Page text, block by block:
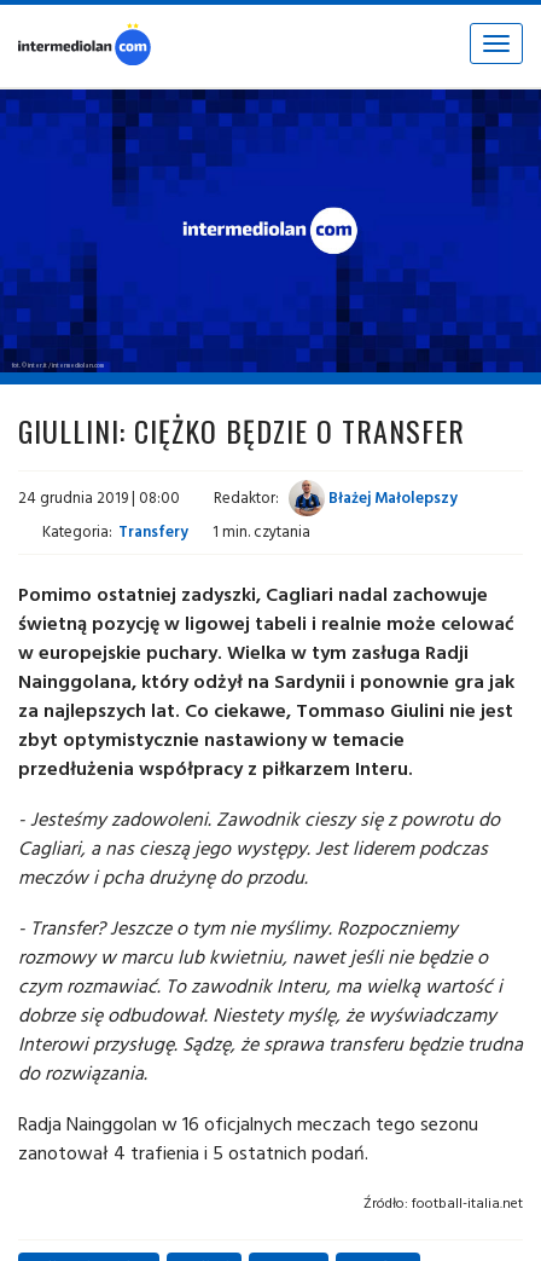
Toggle
fot. © inter.it / intermediolan.com
GIULLINI: CIĘŻKO BĘDZIE O TRANSFER
24 grudnia 2019 | 08:00 Redaktor:
Błażej Małolepszy
Kategoria: Transfery 1 min. czytania
Pomimo ostatniej zadyszki, Cagliari nadal zachowuje
świetną pozycję w ligowej tabeli i realnie może celować
w europejskie puchary. Wielka w tym zasługa Radji
Nainggolana, który odżył na Sardynii i ponownie gra jak
za najlepszych lat. Co ciekawe, Tommaso Giulini nie jest
zbyt optymistycznie nastawiony w temacie
przedłużenia współpracy z piłkarzem Interu.
- Jesteśmy zadowoleni. Zawodnik cieszy się z powrotu do
Cagliari, a nas cieszą jego występy. Jest liderem podczas
meczów i pcha drużynę do przodu.
- Transfer? Jeszcze o tym nie myślimy. Rozpoczniemy
rozmowy w marcu lub kwietniu, nawet jeśli nie będzie o
czym rozmawiać. To zawodnik Interu, ma wielką wartość i
dobrze się odbudował. Niestety myślę, że wyświadczamy
Interowi przysługę. Sądzę, że sprawa transferu będzie trudna
do rozwiązania.
Radja Nainggolan w 16 oficjalnych meczach tego sezonu
zanotował 4 trafienia i 5 ostatnich podań.
Źródło: football-italia.net